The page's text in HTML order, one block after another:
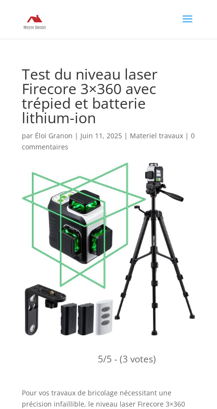
Test du niveau laser
Firecore 3×360 avec
trépied et batterie
lithium-ion
par Éloi Granon | Juin 11, 2025| Materiel travaux| 0
commentaires
5/5 - (3 votes)
Pour vos travaux de bricolage nécessitant une
précision infaillible, le niveau laser Firecore 3×360